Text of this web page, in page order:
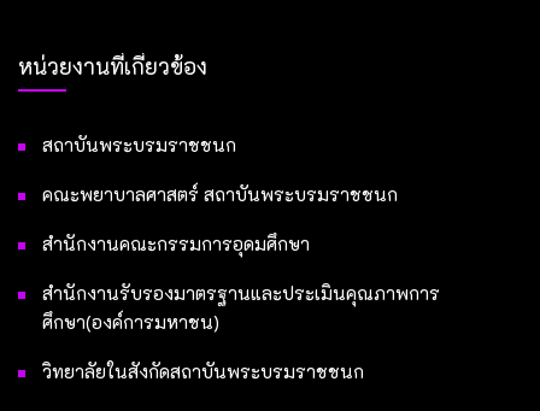
หน่วยงานที่เกี่ยวข้อง
สถาบันพระบรมราชชนก
คณะพยาบาลศาสตร์ สถาบันพระบรมราชชนก
สำนักงานคณะกรรมการอุดมศึกษา
สำนักงานรับรองมาตรฐานและประเมินคุณภาพการ
ศึกษา(องค์การมหาชน)
วิทยาลัยในสังกัดสถาบันพระบรมราชชนก